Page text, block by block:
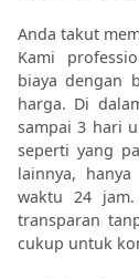
Anda takut
Kami
biaya dengan
harga. Di
sampai 3 hari
seperti yang
lainnya,
waktu 24
transparan
cukup untuk